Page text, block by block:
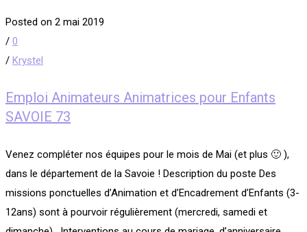
Posted on 2 mai 2019
/ 0
/ Krystel
Emploi Animateurs Animatrices pour Enfants
SAVOIE 73
Venez compléter nos équipes pour le mois de Mai (et plus 🙂 ),
dans le département de la Savoie ! Description du poste Des
missions ponctuelles d’Animation et d’Encadrement d’Enfants (3-
12ans) sont à pourvoir régulièrement (mercredi, samedi et